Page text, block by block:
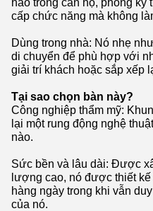
cấp chức năng mà không
Dùng trong nhà: Nó nhẹ
di chuyển để phù hợp với
giải trí khách hoặc sắp xếp
Tại sao chọn bàn này?
Công nghiệp thẩm mỹ:
lại một rung động nghệ
nào.
Sức bền và lâu dài: Được
lượng cao, nó được thiết
hàng ngày trong khi vẫn
của nó.